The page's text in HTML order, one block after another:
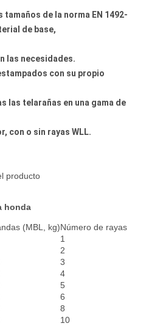
de la norma EN 1492-
de base,
las necesidades.
con su propio
las telarañas en una gama de
con o sin rayas WLL.
producto
honda
(MBL, kg)Número de rayas
1
2
3
4
5
6
8
10